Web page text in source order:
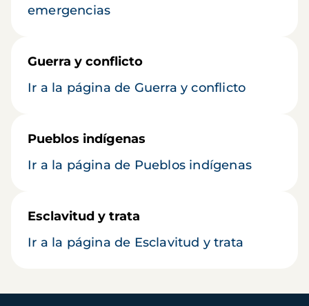
emergencias
Guerra y conflicto
Ir a la página de Guerra y conflicto
Pueblos indígenas
Ir a la página de Pueblos indígenas
Esclavitud y trata
Ir a la página de Esclavitud y trata